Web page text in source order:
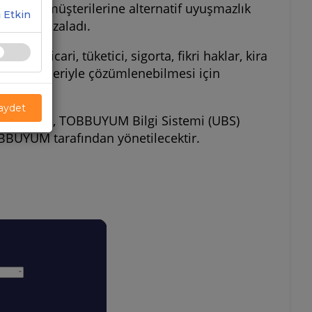
müşterilerine alternatif uyuşmazlık
imzaladı.
ticari, tüketici, sigorta, fikri haklar, kira
süreçleriyle çözümlenebilmesi için
TOBBUYUM Bilgi Sistemi (UBS)
tarafından yönetilecektir.
Etkin